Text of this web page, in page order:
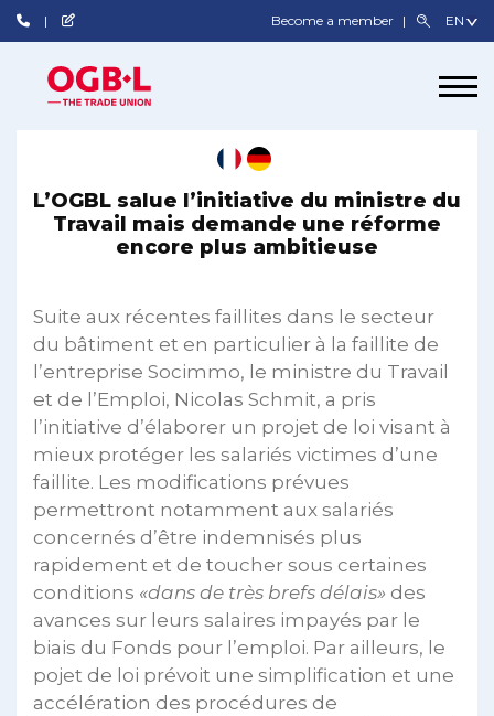
Become a member
L’OGBL salue l’initiative du ministre du
Travail mais demande une réforme
encore plus ambitieuse
Suite aux récentes faillites dans le secteur
du bâtiment et en particulier à la faillite de
l’entreprise Socimmo, le ministre du Travail
et de l’Emploi, Nicolas Schmit, a pris
l’initiative d’élaborer un projet de loi visant à
mieux protéger les salariés victimes d’une
faillite. Les modifications prévues
permettront notamment aux salariés
concernés d’être indemnisés plus
rapidement et de toucher sous certaines
conditions «dans de très brefs délais» des
avances sur leurs salaires impayés par le
biais du Fonds pour l’emploi. Par ailleurs, le
pojet de loi prévoit une simplification et une
accélération des procédures de